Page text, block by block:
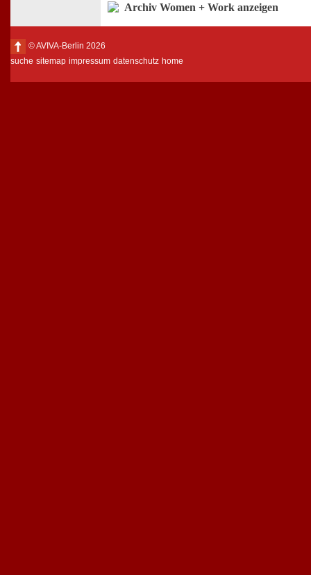
Archiv Women + Work anzeigen
© AVIVA-Berlin 2026
suche sitemap impressum datenschutz home